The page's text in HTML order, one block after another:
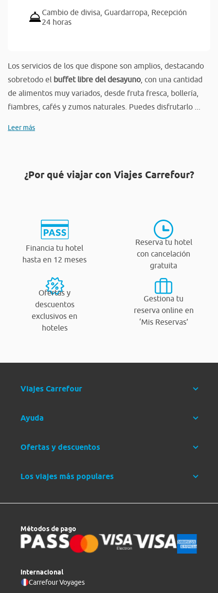
Cambio de divisa, Guardarropa, Recepción
24 horas
Los servicios de los que dispone son amplios, destacando
sobretodo el buffet libre del desayuno, con una cantidad
de alimentos muy variados, desde fruta fresca, bollería,
fiambres, cafés y zumos naturales. Puedes disfrutarlo ...
Leer más
¿Por qué viajar con Viajes Carrefour?
Financia tu hotel
hasta en 12 meses
Reserva tu hotel
con cancelación
gratuita
Ofertas y
descuentos
exclusivos en
hoteles
Gestiona tu
reserva online en
‘Mis Reservas’
Viajes Carrefour
Ayuda
Ofertas y descuentos
Los viajes más populares
Métodos de pago
Internacional
Carrefour Voyages